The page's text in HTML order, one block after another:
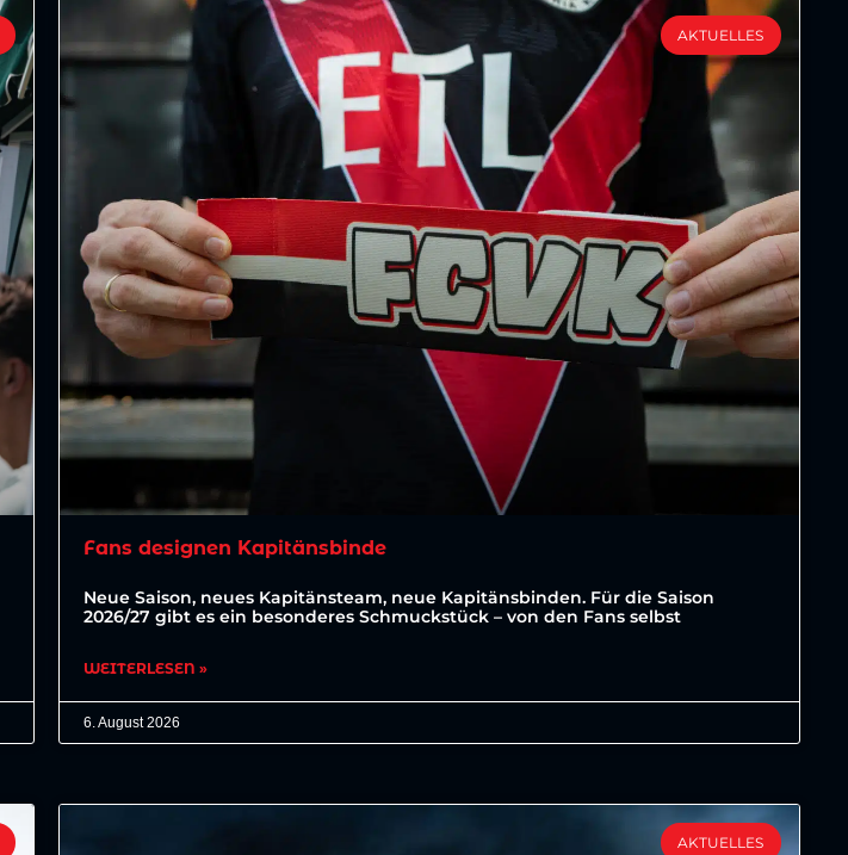
AKTUELLES
Fans designen Kapitänsbinde
Neue Saison, neues Kapitänsteam, neue Kapitänsbinden. Für die Saison
2026/27 gibt es ein besonderes Schmuckstück – von den Fans selbst
WEITERLESEN »
6. August 2026
AKTUELLES